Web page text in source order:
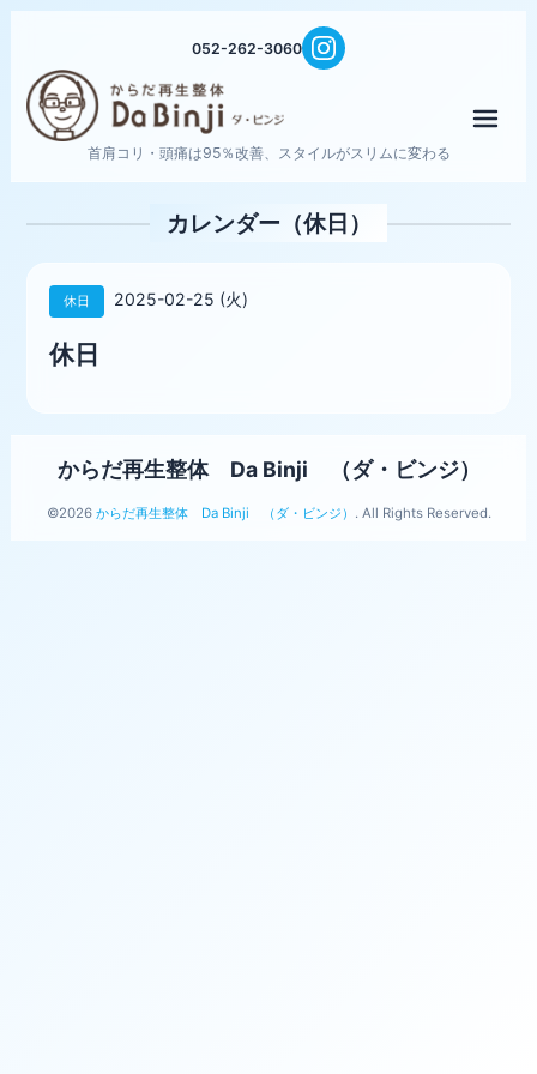
052-262-3060
首肩コリ・頭痛は95％改善、スタイルがスリムに変わる
カレンダー（休日）
休日 2025-02-25 (火)
休日
からだ再生整体 Da Binji （ダ・ビンジ）
©2026 からだ再生整体 Da Binji （ダ・ビンジ） . All Rights Reserved.